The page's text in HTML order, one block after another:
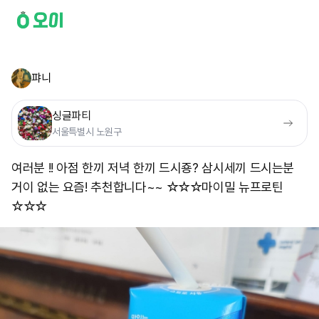
퍄니
싱글파티
서울특별시 노원구
여러분 !! 아점 한끼 저녁 한끼 드시죵? 삼시세끼 드시는분
거이 없는 요즘! 추천합니다~~ ☆☆☆마이밀 뉴프로틴
☆☆☆